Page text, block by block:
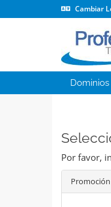
Cambiar
Dominios
Por favor,